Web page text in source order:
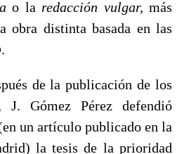
o la redacción vulgar,más
obra distinta basada en las
.
de la publicación de los
J. Gómez Pérez defendió
un artículo publicado en la
la tesis de la prioridad